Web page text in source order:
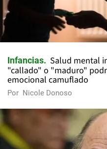
Infancias
Salud mental
"callado" o "maduro"
emocional camuflado
Por Nicole Donoso